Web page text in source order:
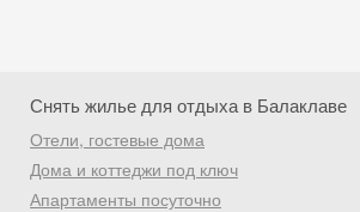
Снять жилье для отдыха в Балаклаве
Отели, гостевые дома
Дома и коттеджи под ключ
Апартаменты посуточно